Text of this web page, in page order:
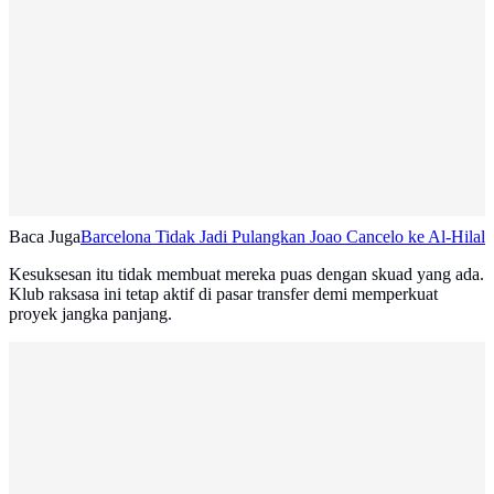
Baca JugaBarcelona Tidak Jadi Pulangkan Joao Cancelo ke Al-Hilal
Kesuksesan itu tidak membuat mereka puas dengan skuad yang ada.
Klub raksasa ini tetap aktif di pasar transfer demi memperkuat
proyek jangka panjang.